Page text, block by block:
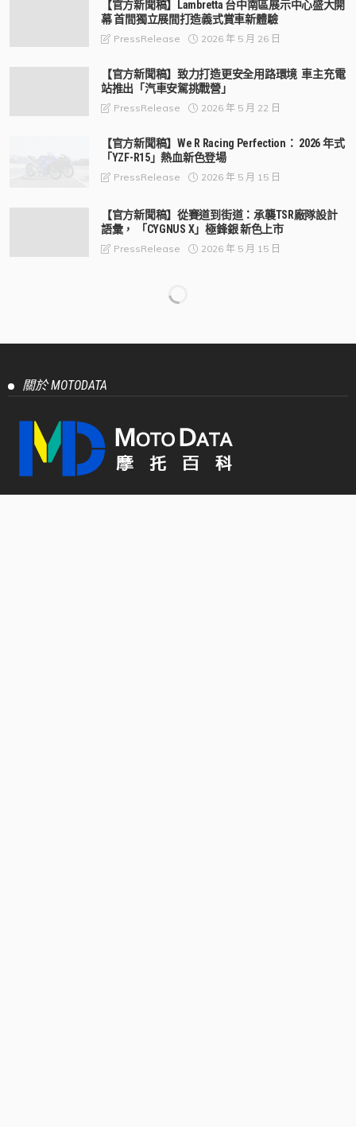
【官方新聞稿】Lambretta 台中南區展示中心盛大開
幕 首間獨立展間打造義式賞車新體驗
PressRelease 2026 年 5 月 26 日
【官方新聞稿】致力打造更安全用路環境 車主充電
站推出「汽車安駕挑戰營」
PressRelease 2026 年 5 月 22 日
【官方新聞稿】We R Racing Perfection： 2026 年式
「YZF-R15」熱血新色登場
PressRelease 2026 年 5 月 15 日
【官方新聞稿】從賽道到街道：承襲TSR廠隊設計
語彙， 「CYGNUS X」極鋒銀 新色上市
PressRelease 2026 年 5 月 15 日
【官方新聞稿】2026年DGR紳士路騎台北場報名正
式開跑！歷年規模最大騎士紳裝公益活動即將登
PressRelease 2026 年 5 月 11 日
CBR500R E-Clutch進化登場 熱血運動基因再進化，
PressRelease
【官方新聞稿】「JOG 125」質感新色亮相 打造都
會移動風格
PressRelease 2026 年 5 月 8 日